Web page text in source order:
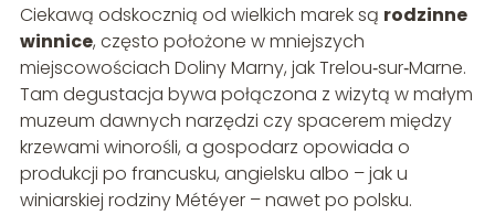
Ciekawą odskocznią od wielkich marek są rodzinne
winnice, często położone w mniejszych
miejscowościach Doliny Marny, jak Trelou‑sur‑Marne.
Tam degustacja bywa połączona z wizytą w małym
muzeum dawnych narzędzi czy spacerem między
krzewami winorośli, a gospodarz opowiada o
produkcji po francusku, angielsku albo – jak u
winiarskiej rodziny Météyer – nawet po polsku.